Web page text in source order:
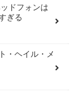
ドフォンは
ぎる
・ヘイル・メ